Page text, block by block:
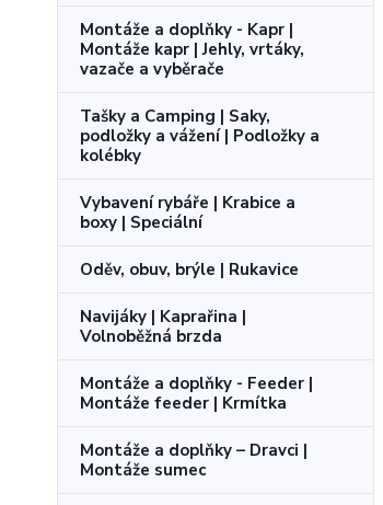
Montáže a doplňky - Kapr |
Montáže kapr | Jehly, vrtáky,
vazače a vyběrače
Tašky a Camping | Saky,
podložky a vážení | Podložky a
kolébky
Vybavení rybáře | Krabice a
boxy | Speciální
Oděv, obuv, brýle | Rukavice
Navijáky | Kaprařina |
Volnoběžná brzda
Montáže a doplňky - Feeder |
Montáže feeder | Krmítka
Montáže a doplňky – Dravci |
Montáže sumec